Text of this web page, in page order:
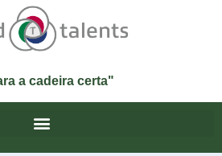
a cadeira certa"